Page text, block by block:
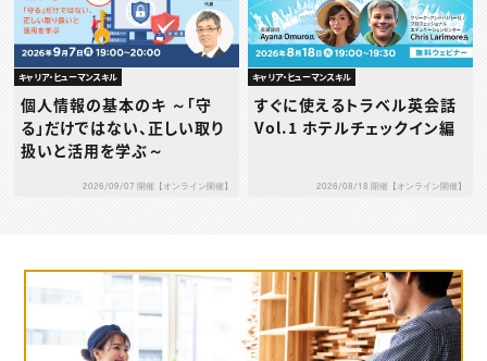
キャリア・ヒューマンスキル
個人情報の基本のキ ～「守
る」だけではない、正しい取り
扱いと活用を学ぶ～
2026/09/07 開催【オンライン開催】
キャリア・ヒューマンスキル
すぐに使えるトラベル英会話
Vol.1 ホテルチェックイン編
2026/08/18 開催【オンライン開催】